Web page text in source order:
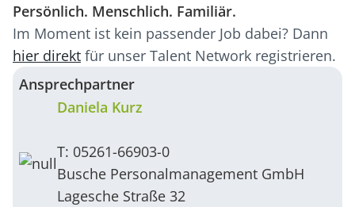
Persönlich. Menschlich. Familiär.
Im Moment ist kein passender Job dabei? Dann
hier direkt für unser Talent Network registrieren.
Ansprechpartner
Daniela Kurz
T: 05261-66903-0
Busche Personalmanagement GmbH
Lagesche Straße 32